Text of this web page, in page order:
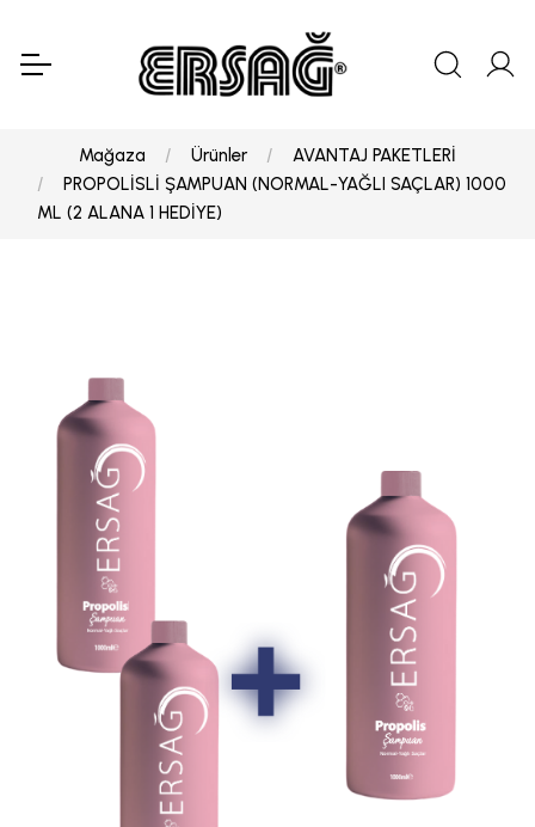
Mağaza Ürünler
AVANTAJ PAKETLERİ
PROPOLİSLİ ŞAMPUAN (NORMAL-YAĞLI SAÇLAR) 1000
ML (2 ALANA 1 HEDİYE)